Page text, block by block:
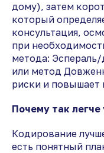
дому), затем
который
консультация,
при
метода:
или метод
риски и повышает
Почему так
Кодирование
есть понятный